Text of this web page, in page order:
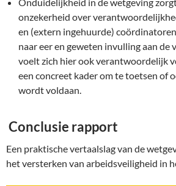
onzekerheid over
en (extern ingehuurde)
naar eer en geweten invulling aan de
voelt zich hier ook verantwoordelijk
een concreet kader om te toetsen of
wordt voldaan.
Conclusie rapport
Een praktische vertaalslag van de
het versterken van arbeidsveiligheid in